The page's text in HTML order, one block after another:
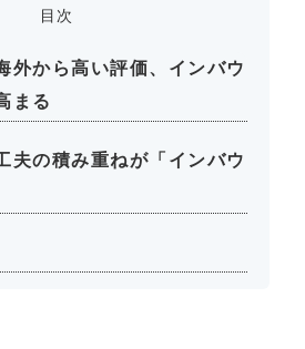
目次
外から高い評価、インバウ
まる
夫の積み重ねが「インバウ